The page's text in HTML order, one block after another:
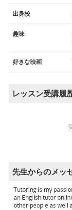
出身校
趣味
好きな映画
レッスン受講履
先生からのメッ
Tutoring is my
an English tutor
other people as well